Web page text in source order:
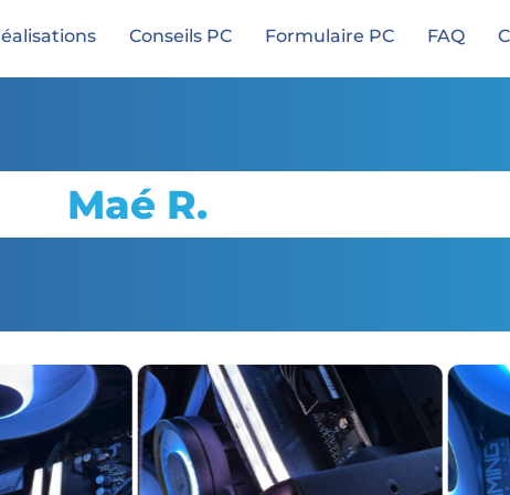
Conseils PC Formulaire PC FAQ
Maé R.